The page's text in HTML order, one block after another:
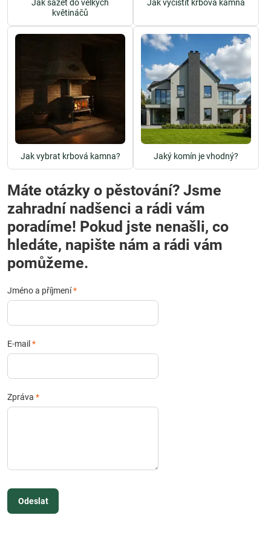
Jak sázet do velkých
květináčů
Jak vyčistit krbová kamna
Jak vybrat krbová kamna? Jaký komín je vhodný?
Máte otázky o pěstování? Jsme
zahradní nadšenci a rádi vám
poradíme! Pokud jste nenašli, co
hledáte, napište nám a rádi vám
pomůžeme.
Jméno a příjmení*
E-mail *
Zpráva *
Odeslat